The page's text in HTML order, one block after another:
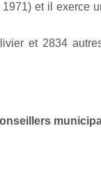
et il exerce
et 2834